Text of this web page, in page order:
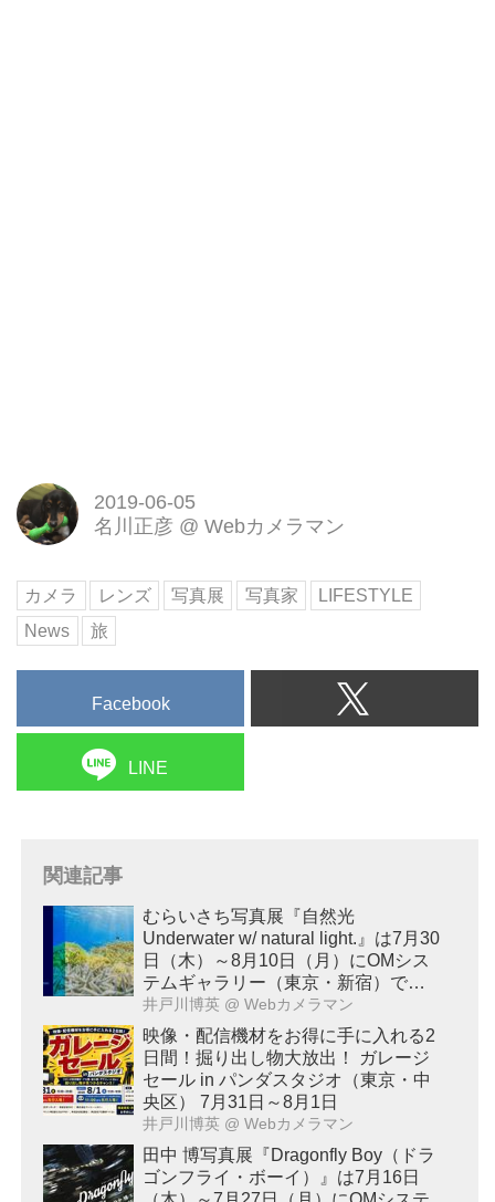
2019-06-05
名川正彦 @ Webカメラマン
カメラ レンズ 写真展 写真家
LIFESTYLE
News
旅
Facebook
LINE
関連記事
むらいさち写真展『自然光
Underwater w/ natural light.』は7月30
日（木）～8月10日（月）にOMシス
テムギャラリー（東京・新宿）で開
催！
井戸川博英 @ Webカメラマン
映像・配信機材をお得に手に入れる2
日間！掘り出し物大放出！ ガレージ
セール in パンダスタジオ（東京・中
央区） 7月31日～8月1日
井戸川博英 @ Webカメラマン
田中 博写真展『Dragonfly Boy（ドラ
ゴンフライ・ボーイ）』は7月16日